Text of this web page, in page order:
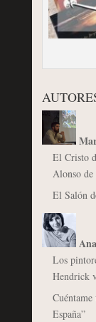
El Cristo
Alonso de
El Salón
Los
Hendrick
España”